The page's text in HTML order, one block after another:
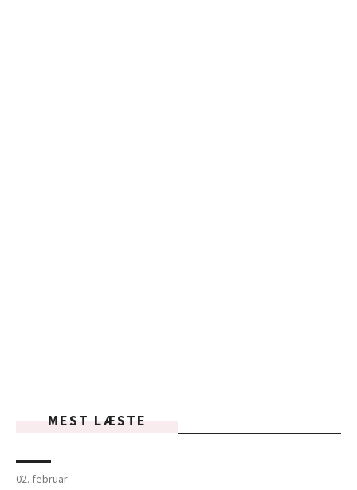
MEST LÆSTE
02. februar